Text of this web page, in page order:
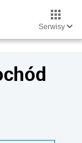
Serwisy